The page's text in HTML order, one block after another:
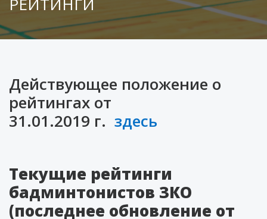
Действующее положение о
рейтингах от
31.01.2019 г. здесь
Текущие рейтинги
бадминтонистов ЗКО
(последнее обновление от